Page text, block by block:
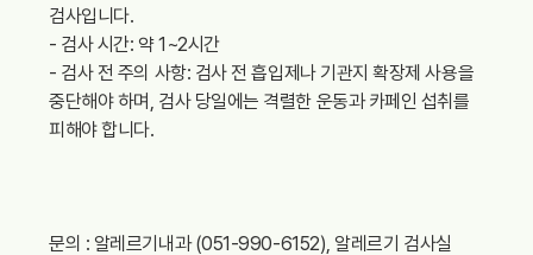
검사입니다.
- 검사 시간: 약 1~2시간
- 검사 전 주의 사항: 검사 전 흡입제나 기관지 확장제 사용을
중단해야 하며, 검사 당일에는 격렬한 운동과 카페인 섭취를
피해야 합니다.
문의 : 알레르기내과 (051-990-6152), 알레르기 검사실